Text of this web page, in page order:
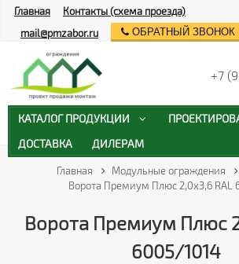
Главная Модульные ограждения
Ворота Премиум Плюс 2,0х3,6 RAL
Ворота Премиум Плюс
6005/1014
Главная
Контакты (схема проезда)
mail@pmzabor.ru
ОБРАТНЫЙ ЗВОНОК
+7
КАТАЛОГ ПРОДУКЦИИ
ДОСТАВКА
ДИЛЕРАМ